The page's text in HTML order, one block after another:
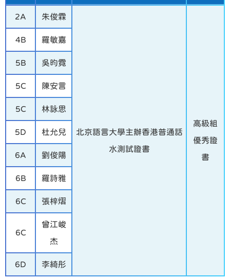
2A 朱俊霖
北京語言大學主辦香港普通話
水測試證書
高級組
優秀證
書
4B 羅敏嘉
5B 吳昀霓
5C 陳安言
5C 林詠思
5D 杜允兒
6A 劉俊陽
6B 羅詩雅
6C 張梓熠
6C
曾江峻
杰
6D 李綺彤